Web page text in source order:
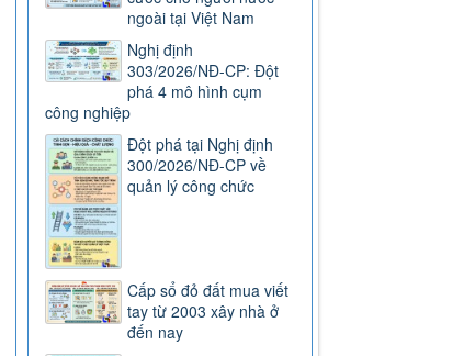
ngoài tại Việt Nam
Nghị định
303/2026/NĐ-CP: Đột
phá 4 mô hình cụm
công nghiệp
Đột phá tại Nghị định
300/2026/NĐ-CP về
quản lý công chức
Cấp sổ đỏ đất mua viết
tay từ 2003 xây nhà ở
đến nay